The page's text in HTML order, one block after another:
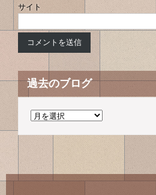
サイト
過去のブログ
過
の
ロ
グ